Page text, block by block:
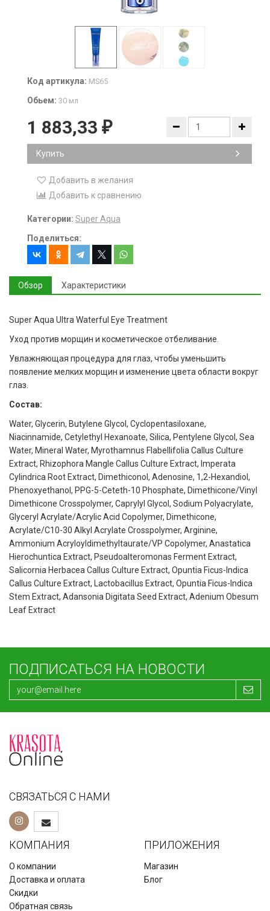
Код артикула: MS65
Обьем: 30 мл
1 883,33 ₽
Купить
Добавить в желания
Добавить к сравнению
Категории: Super Aqua
Поделиться:
Обзор Характеристики
Super Aqua Ultra Waterful Eye Treatment
Уход против морщин и косметическое отбеливание.
Увлажняющая процедура для глаз, чтобы уменьшить
появление мелких морщин и изменение цвета области вокруг
глаз.
Состав:
Water, Glycerin, Butylene Glycol, Cyclopentasiloxane,
Niacinnamide, Cetylethyl Hexanoate, Silica, Pentylene Glycol, Sea
Water, Mineral Water, Myrothamnus Flabellifolia Callus Culture
Extract, Rhizophora Mangle Callus Culture Extract, Imperata
Cylindrica Root Extract, Dimethiconol, Adenosine, 1,2-Hexandiol,
Phenoxyethanol, PPG-5-Ceteth-10 Phosphate, Dimethicone/Vinyl
Dimethicone Crosspolymer, Caprylyl Glycol, Sodium Polyacrylate,
Glyceryl Acrylate/Acrylic Acid Copolymer, Dimethicone,
Acrylate/C10-30 Alkyl Acrylate Crosspolymer, Arginine,
Ammonium Acryloyldimethyltaurate/VP Copolymer, Anastatica
Hierochuntica Extract, Pseudoalteromonas Ferment Extract,
Salicornia Herbacea Callus Culture Extract, Opuntia Ficus-Indica
Callus Culture Extract, Lactobacillus Extract, Opuntia Ficus-Indica
Stem Extract, Adansonia Digitata Seed Extract, Adenium Obesum
Leaf Extract
ПОДПИСАТЬСЯ НА НОВОСТИ
СВЯЗАТЬСЯ С НАМИ
КОМПАНИЯ
О компании
Доставка и оплата
Скидки
Обратная связь
ПРИЛОЖЕНИЯ
Магазин
Блог